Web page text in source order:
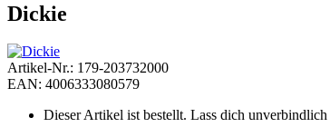
Dickie
Artikel-Nr.: 179-203732000
EAN: 4006333080579
Dieser Artikel ist bestellt. Lass dich